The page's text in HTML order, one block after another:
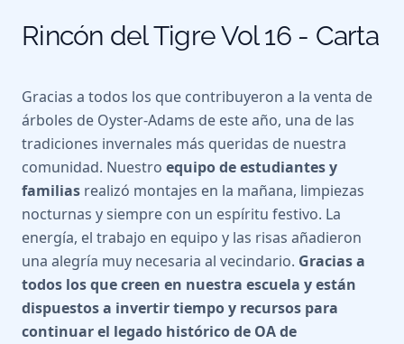
Rincón del Tigre Vol 16 - Carta
Gracias a todos los que contribuyeron a la venta de
árboles de Oyster-Adams de este año, una de las
tradiciones invernales más queridas de nuestra
comunidad. Nuestro equipo de estudiantes y
familias realizó montajes en la mañana, limpiezas
nocturnas y siempre con un espíritu festivo. La
energía, el trabajo en equipo y las risas añadieron
una alegría muy necesaria al vecindario. Gracias a
todos los que creen en nuestra escuela y están
dispuestos a invertir tiempo y recursos para
continuar el legado histórico de OA de